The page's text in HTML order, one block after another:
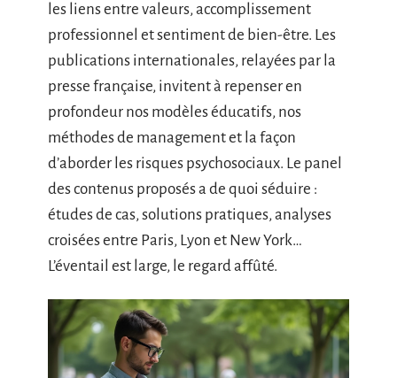
les liens entre valeurs, accomplissement
professionnel et sentiment de bien-être. Les
publications internationales, relayées par la
presse française, invitent à repenser en
profondeur nos modèles éducatifs, nos
méthodes de management et la façon
d’aborder les risques psychosociaux. Le panel
des contenus proposés a de quoi séduire :
études de cas, solutions pratiques, analyses
croisées entre Paris, Lyon et New York…
L’éventail est large, le regard affûté.